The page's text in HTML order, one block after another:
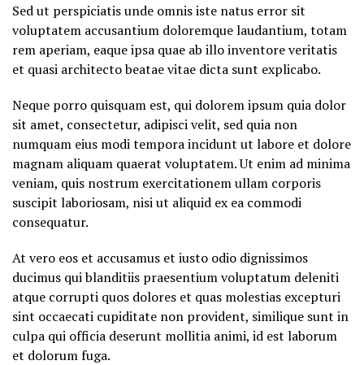
Sed ut perspiciatis unde omnis iste natus error sit
voluptatem accusantium doloremque laudantium, totam
rem aperiam, eaque ipsa quae ab illo inventore veritatis
et quasi architecto beatae vitae dicta sunt explicabo.
Neque porro quisquam est, qui dolorem ipsum quia dolor
sit amet, consectetur, adipisci velit, sed quia non
numquam eius modi tempora incidunt ut labore et dolore
magnam aliquam quaerat voluptatem. Ut enim ad minima
veniam, quis nostrum exercitationem ullam corporis
suscipit laboriosam, nisi ut aliquid ex ea commodi
consequatur.
At vero eos et accusamus et iusto odio dignissimos
ducimus qui blanditiis praesentium voluptatum deleniti
atque corrupti quos dolores et quas molestias excepturi
sint occaecati cupiditate non provident, similique sunt in
culpa qui officia deserunt mollitia animi, id est laborum
et dolorum fuga.